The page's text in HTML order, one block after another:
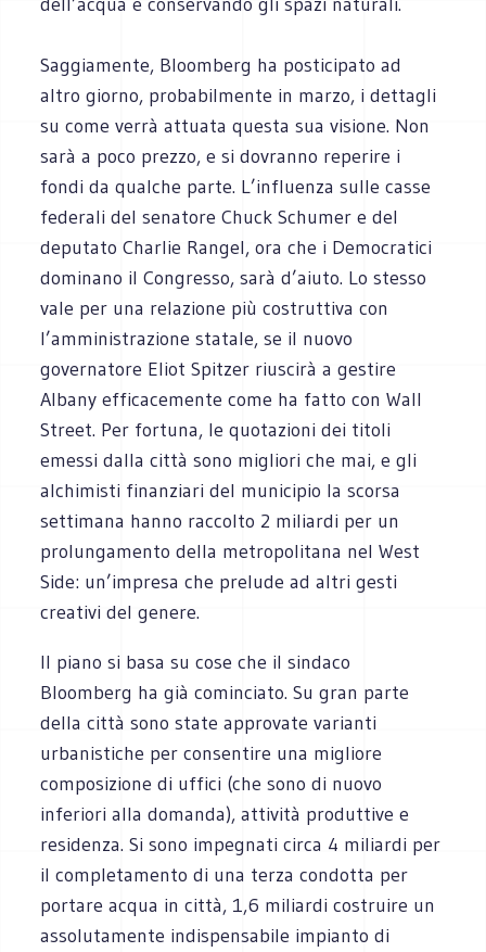
Saggiamente, Bloomberg ha posticipato ad
altro giorno, probabilmente in marzo, i dettagli
su come verrà attuata questa sua visione. Non
sarà a poco prezzo, e si dovranno reperire i
fondi da qualche parte. L’influenza sulle casse
federali del senatore Chuck Schumer e del
deputato Charlie Rangel, ora che i Democratici
dominano il Congresso, sarà d’aiuto. Lo stesso
vale per una relazione più costruttiva con
l’amministrazione statale, se il nuovo
governatore Eliot Spitzer riuscirà a gestire
Albany efficacemente come ha fatto con Wall
Street. Per fortuna, le quotazioni dei titoli
emessi dalla città sono migliori che mai, e gli
alchimisti finanziari del municipio la scorsa
settimana hanno raccolto 2 miliardi per un
prolungamento della metropolitana nel West
Side: un’impresa che prelude ad altri gesti
creativi del genere.
Il piano si basa su cose che il sindaco
Bloomberg ha già cominciato. Su gran parte
della città sono state approvate varianti
urbanistiche per consentire una migliore
composizione di uffici (che sono di nuovo
inferiori alla domanda), attività produttive e
residenza. Si sono impegnati circa 4 miliardi per
il completamento di una terza condotta per
portare acqua in città, 1,6 miliardi costruire un
assolutamente indispensabile impianto di